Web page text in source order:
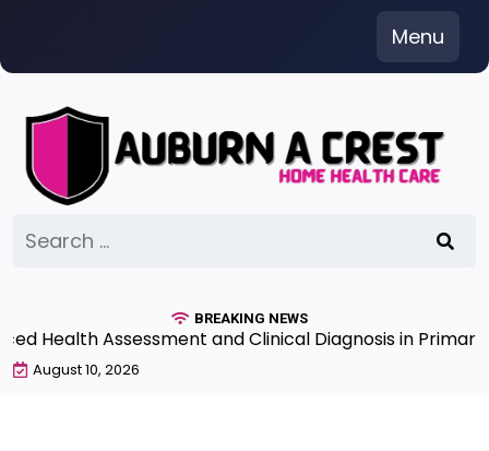
content
Menu
for:
BREAKING NEWS
Health Assessment and Clinical Diagnosis in
August 10, 2026